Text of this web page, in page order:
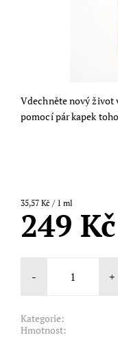
Vdechněte nový život
pomocí pár kapek
35,57 Kč / 1 ml
249 Kč
- +
Kategorie:
Hmotnost: